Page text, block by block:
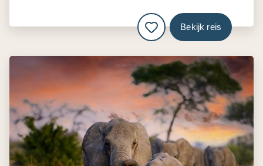
Bekijk reis